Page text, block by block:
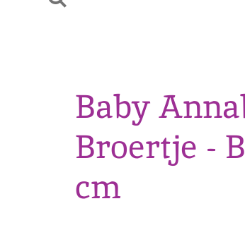
Baby
Broertje -
cm